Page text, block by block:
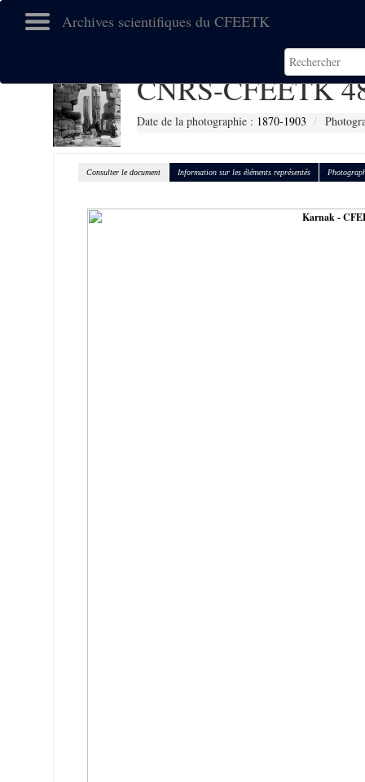
Archives scientifiques du CFEETK
CNRS-CFEETK
Date de la photographie : 1870-1903
Consulter le document Information sur les éléments représentés